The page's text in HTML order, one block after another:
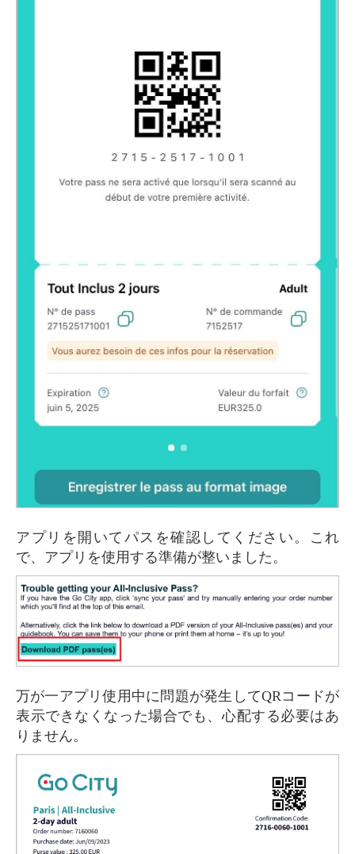
アプリを開いてパスを確認してください。これ
で、アプリを使用する準備が整いました。
万が一アプリ使用中に問題が発生してQRコードが
表示できなくなった場合でも、心配する必要はあ
りません。